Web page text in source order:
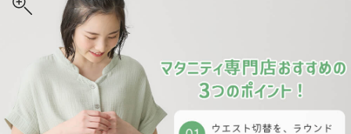
戻る
マタニティウェア全て
マタニティ ワンピース
マタニティ パンツ
戻る
マタニティ 下着・インナー全て
授乳ブラ・マタニティブラ（マタニティインナー・産後用品）
マタニティ ショーツ
戻る
授乳服全て
授乳トップス
戻る
マタニティ フォーマル全て
マタニティ スーツ
マタニティ オフィス 通勤服
戻る
授乳用品全て
妊婦用 抱き枕・授乳クッション
授乳 ケープ
戻る
マタニティレッグウェア全て
マタニティストッキング・タイツ
マタニティレギンス
戻る
マタニティ ボディケア全て
戻る
アウトレット全て
【アウトレット】ワンピース
【アウトレット】トップス・授乳トップス
戻る
透け防止
戻る
再入荷全て
再入荷｜インナー
再入荷｜アウター
ワンピース
【37周年祭セール】
【37周年祭セール】
【15℃】3月下旬～
【〜10℃】3月中旬
動きやすく着回しで
涼しくて可愛い「ワ
強撚スムース(コス
【おまとめ割】パジ
カジュアル
ジャケット派
きれいめトップス派
マタニティパジャマ
マタニティインナー
【オフィスカジュア
【オフィスカジュア
レギンスタイプ
【フォーマル】ワン
【フォーマル】ボト
【ベビー】長袖
ハンカチ
快適ウェア10%OFF
セットアップ・ レイ
Aライン ・フレアワ
〜3,000円（税込）
〜5,000円（税込）
薄くてあったか
入院してすぐ使うグ
赤ちゃんへ使うもの
【冬のあったか特集
【冬のあったか特集